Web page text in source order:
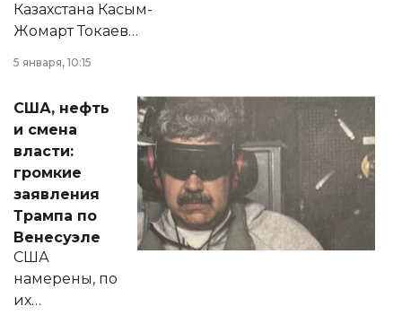
Казахстана Касым-
Жомарт Токаев
сразу несколько
актуальных тем —
от слухов о
политических
реформах до
вопросов армии,
экономики и
личного здоровья.
5 января, 10:15
США, нефть
и смена
власти:
громкие
заявления
Трампа по
Венесуэле
США
намерены, по
их